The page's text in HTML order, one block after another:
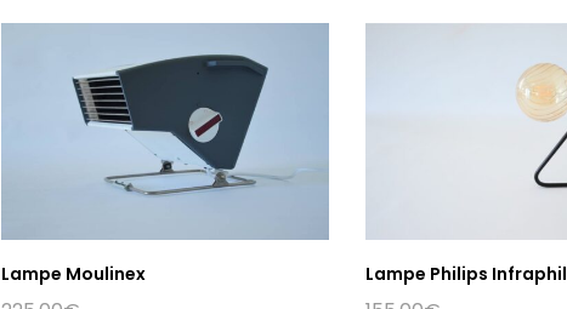
Lampe Moulinex Lampe Philips Infraphil